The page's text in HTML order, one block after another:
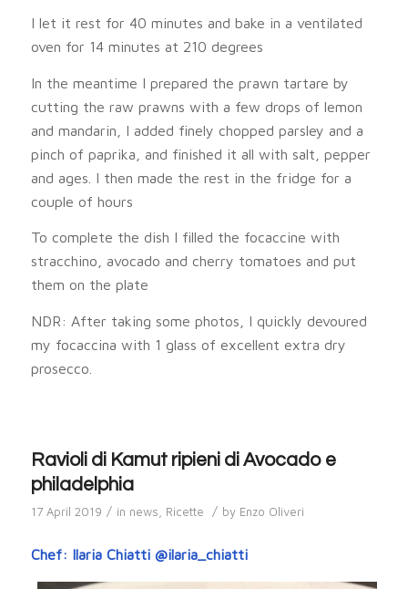
I let it rest for 40 minutes and bake in a ventilated
oven for 14 minutes at 210 degrees
In the meantime I prepared the prawn tartare by
cutting the raw prawns with a few drops of lemon
and mandarin, I added finely chopped parsley and a
pinch of paprika, and finished it all with salt, pepper
and ages. I then made the rest in the fridge for a
couple of hours
To complete the dish I filled the focaccine with
stracchino, avocado and cherry tomatoes and put
them on the plate
NDR: After taking some photos, I quickly devoured
my focaccina with 1 glass of excellent extra dry
prosecco.
Ravioli di Kamut ripieni di Avocado e
philadelphia
17 April 2019 / in news Ricette / by Enzo Oliveri
Chef: Ilaria Chiatti @ilaria_chiatti